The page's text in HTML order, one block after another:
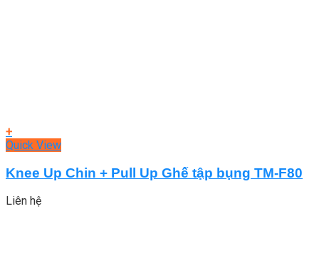
+
Quick View
Knee Up Chin + Pull Up Ghế tập bụng TM-F80
Liên hệ